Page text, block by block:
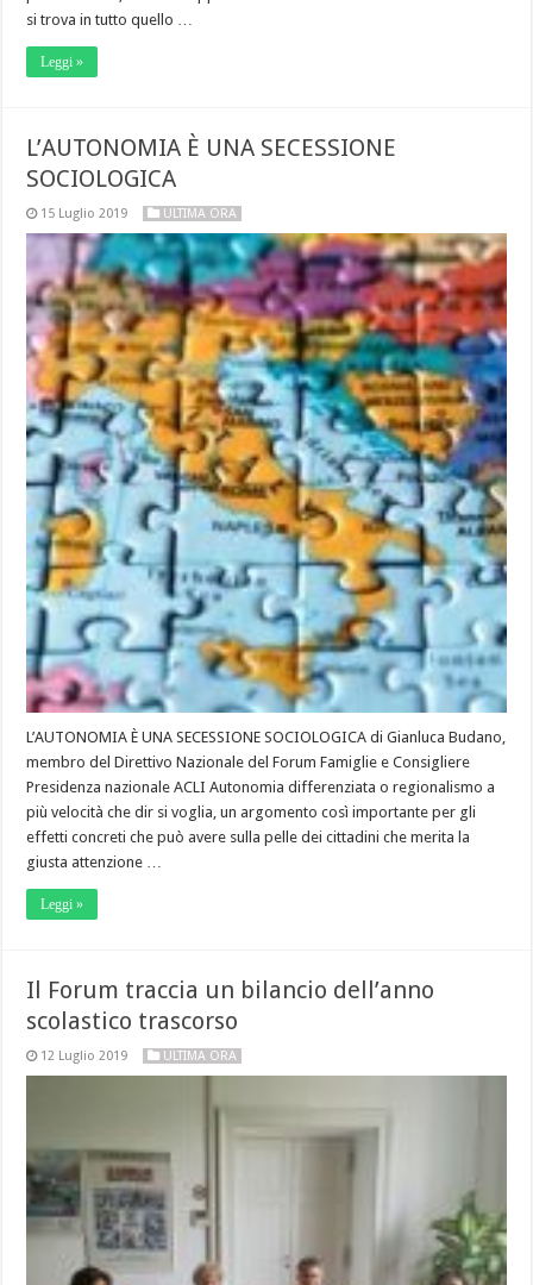
si trova in tutto quello …
Leggi »
L’AUTONOMIA È UNA SECESSIONE
SOCIOLOGICA
15 Luglio 2019 ULTIMA ORA
L’AUTONOMIA È UNA SECESSIONE SOCIOLOGICA di Gianluca Budano,
membro del Direttivo Nazionale del Forum Famiglie e Consigliere
Presidenza nazionale ACLI Autonomia differenziata o regionalismo a
più velocità che dir si voglia, un argomento così importante per gli
effetti concreti che può avere sulla pelle dei cittadini che merita la
giusta attenzione …
Leggi »
Il Forum traccia un bilancio dell’anno
scolastico trascorso
12 Luglio 2019 ULTIMA ORA